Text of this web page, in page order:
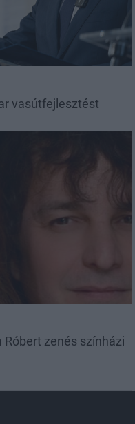
vasútfejlesztést
Róbert zenés színházi